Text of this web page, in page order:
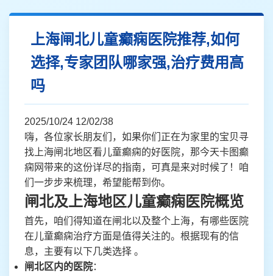
上海闸北儿童癫痫医院推荐,如何
选择,专家团队哪家强,治疗费用高
吗
2025/10/24 12/02/38
嗨，各位家长朋友们，如果你们正在为家里的宝贝寻
找上海闸北地区看儿童癫痫的好医院，那今天卡图癫
痫网带来的这份详尽的指南，可真是来对时候了！咱
们一步步来梳理，希望能帮到你。
闸北及上海地区儿童癫痫医院概览
首先，咱们得知道在闸北以及整个上海，有哪些医院
在儿童癫痫治疗方面是值得关注的。根据现有的信
息，主要有以下几类选择 。
闸北区内的医院：